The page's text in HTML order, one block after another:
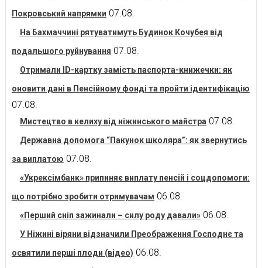
Покровський напрямки 07.08.
На Бахмаччині рятуватимуть Будинок Кочубея від
подальшого руйнування 07.08.
Отримали ID-картку замість паспорта-книжечки: як
оновити дані в Пенсійному фонді та пройти ідентифікацію
07.08.
Мистецтво в келиху від ніжинського майстра 07.08.
Державна допомога “Пакунок школяра”: як звернутись
за виплатою 07.08.
«Укрексімбанк» припиняє виплату пенсій і соцдопомоги:
що потрібно зробити отримувачам 06.08.
«Перший сніп зажинали – силу роду давали» 06.08.
У Ніжині віряни відзначили Преображення Господнє та
освятили перші плоди (відео) 06.08.